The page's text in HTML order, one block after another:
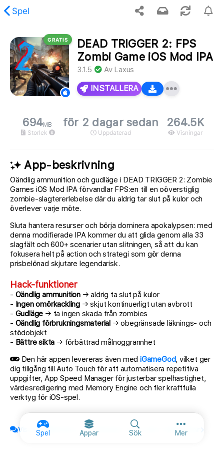
Spel
Spel Appar Sök Mer
Fler
inte det begärda innehållet.
GRATIS
DEAD TRIGGER 2: FPS
Zombi Game iOS Mod IPA
3.1.5 Av Laxus
INSTALLERA
694MB
Storlek
för 2 dagar sedan
Uppdaterad
264.5K
Visningar
App-beskrivning
Oändlig ammunition och gudläge i DEAD TRIGGER 2: Zombie
Games iOS Mod IPA förvandlar FPS:en till en oöverstiglig
zombie-slagtererlebelse där du aldrig tar slut på kulor och
överlever varje möte.
Sluta hantera resurser och börja dominera apokalypsen: med
denna modifierade IPA kommer du att glida genom alla 33
slagfält och 600+ scenarier utan slitningen, så att du kan
fokusera helt på action och strategi som gör denna
prisbelönad skjutare legendarisk.
Hack-funktioner
- Oändlig ammunition → aldrig ta slut på kulor
- Ingen omörkackling → skjut kontinuerligt utan avbrott
- Gudläge → ta ingen skada från zombies
- Oändlig förbrukningsmaterial → obegränsade läknings- och
stödobjekt
- Bättre sikta → förbättrad målnoggrannhet
Den här appen levereras även mediGameGod, vilket ger
dig tillgång till Auto Touch för att automatisera repetitiva
uppgifter, App Speed Manager för justerbar spelhastighet,
värdesredigering med Memory Engine och fler kraftfulla
verktyg för iOS-spel.
Visa officiellt ämne och diskutera med andra medlemmar